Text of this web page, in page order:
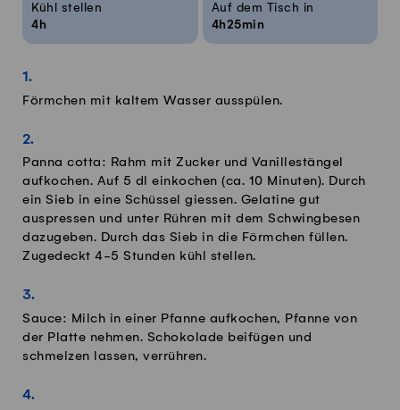
Kühl stellen
4h
Auf dem Tisch in
4h25min
Förmchen mit kaltem Wasser ausspülen.
Panna cotta: Rahm mit Zucker und Vanillestängel
aufkochen. Auf 5 dl einkochen (ca. 10 Minuten). Durch
ein Sieb in eine Schüssel giessen. Gelatine gut
auspressen und unter Rühren mit dem Schwingbesen
dazugeben. Durch das Sieb in die Förmchen füllen.
Zugedeckt 4-5 Stunden kühl stellen.
Sauce: Milch in einer Pfanne aufkochen, Pfanne von
der Platte nehmen. Schokolade beifügen und
schmelzen lassen, verrühren.